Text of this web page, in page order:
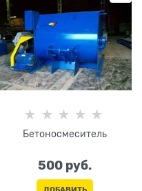
Бетоносмеситель
500 руб.